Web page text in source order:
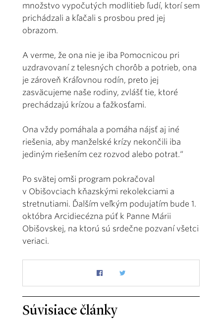
množstvo vypočutých modlitieb ľudí, ktorí sem
prichádzali a kľačali s prosbou pred jej
obrazom.
A verme, že ona nie je iba Pomocnicou pri
uzdravovaní z telesných chorôb a potrieb, ona
je zároveň Kráľovnou rodín, preto jej
zasväcujeme naše rodiny, zvlášť tie, ktoré
prechádzajú krízou a ťažkosťami.
Ona vždy pomáhala a pomáha nájsť aj iné
riešenia, aby manželské krízy nekončili iba
jediným riešením cez rozvod alebo potrat.“
Po svätej omši program pokračoval
v Obišovciach kňazskými rekolekciami a
stretnutiami. Ďalším veľkým podujatím bude 1.
októbra Arcidiecézna púť k Panne Márii
Obišovskej, na ktorú sú srdečne pozvaní všetci
veriaci.
Súvisiace články